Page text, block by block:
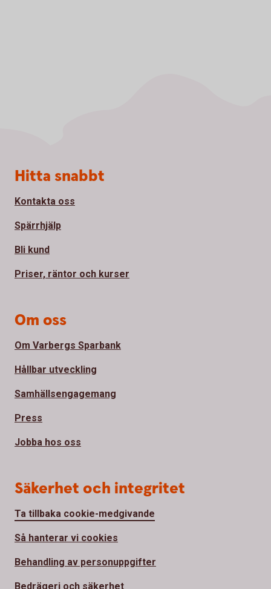
Sidfot
Hitta snabbt
Kontakta oss
Spärrhjälp
Bli kund
Priser, räntor och kurser
Om oss
Om Varbergs Sparbank
Hållbar utveckling
Samhällsengagemang
Press
Jobba hos oss
Säkerhet och integritet
Ta tillbaka cookie-medgivande
Så hanterar vi cookies
Behandling av personuppgifter
Bedrägeri och säkerhet